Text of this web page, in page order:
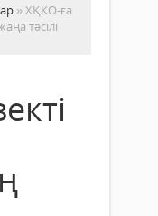
» ХҚКО-ға
тәсілі